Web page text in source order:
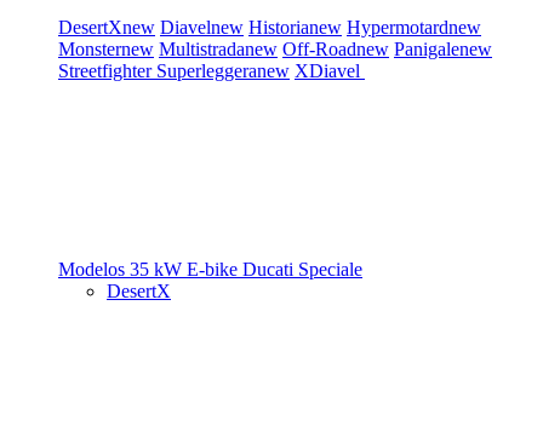
DesertXnew Diavelnew Historianew Hypermotardnew
Monsternew Multistradanew Off-Roadnew Panigalenew
Streetfighter Superleggeranew XDiavel
Modelos 35 kW E-bike Ducati Speciale
DesertX